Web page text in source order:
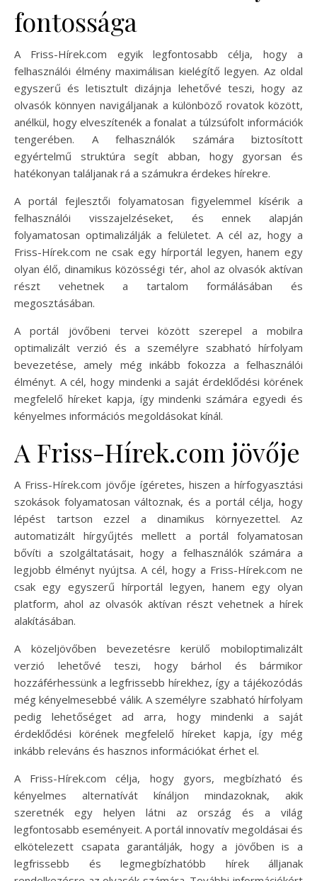
fontossága
A Friss-Hírek.com egyik legfontosabb célja, hogy a
felhasználói élmény maximálisan kielégítő legyen. Az oldal
egyszerű és letisztult dizájnja lehetővé teszi, hogy az
olvasók könnyen navigáljanak a különböző rovatok között,
anélkül, hogy elveszítenék a fonalat a túlzsúfolt információk
tengerében. A felhasználók számára biztosított
egyértelmű struktúra segít abban, hogy gyorsan és
hatékonyan találjanak rá a számukra érdekes hírekre.
A portál fejlesztői folyamatosan figyelemmel kísérik a
felhasználói visszajelzéseket, és ennek alapján
folyamatosan optimalizálják a felületet. A cél az, hogy a
Friss-Hírek.com ne csak egy hírportál legyen, hanem egy
olyan élő, dinamikus közösségi tér, ahol az olvasók aktívan
részt vehetnek a tartalom formálásában és
megosztásában.
A portál jövőbeni tervei között szerepel a mobilra
optimalizált verzió és a személyre szabható hírfolyam
bevezetése, amely még inkább fokozza a felhasználói
élményt. A cél, hogy mindenki a saját érdeklődési körének
megfelelő híreket kapja, így mindenki számára egyedi és
kényelmes információs megoldásokat kínál.
A Friss-Hírek.com jövője
A Friss-Hírek.com jövője ígéretes, hiszen a hírfogyasztási
szokások folyamatosan változnak, és a portál célja, hogy
lépést tartson ezzel a dinamikus környezettel. Az
automatizált hírgyűjtés mellett a portál folyamatosan
bővíti a szolgáltatásait, hogy a felhasználók számára a
legjobb élményt nyújtsa. A cél, hogy a Friss-Hírek.com ne
csak egy egyszerű hírportál legyen, hanem egy olyan
platform, ahol az olvasók aktívan részt vehetnek a hírek
alakításában.
A közeljövőben bevezetésre kerülő mobiloptimalizált
verzió lehetővé teszi, hogy bárhol és bármikor
hozzáférhessünk a legfrissebb hírekhez, így a tájékozódás
még kényelmesebbé válik. A személyre szabható hírfolyam
pedig lehetőséget ad arra, hogy mindenki a saját
érdeklődési körének megfelelő híreket kapja, így még
inkább releváns és hasznos információkat érhet el.
A Friss-Hírek.com célja, hogy gyors, megbízható és
kényelmes alternatívát kínáljon mindazoknak, akik
szeretnék egy helyen látni az ország és a világ
legfontosabb eseményeit. A portál innovatív megoldásai és
elkötelezett csapata garantálják, hogy a jövőben is a
legfrissebb és legmegbízhatóbb hírek álljanak